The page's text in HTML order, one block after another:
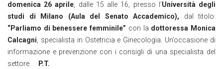
domenica 26 aprile , dalle 15 alle 16, presso l’Università degli
studi di Milano (Aula del Senato Accademico), dal titolo:
“Parliamo di benessere femminile” con la dottoressa Monica
Calcagni , specialista in Ostetricia e Ginecologia. Un’occasione di
informazione e prevenzione con i consigli di una specialista del
settore.
P.T.